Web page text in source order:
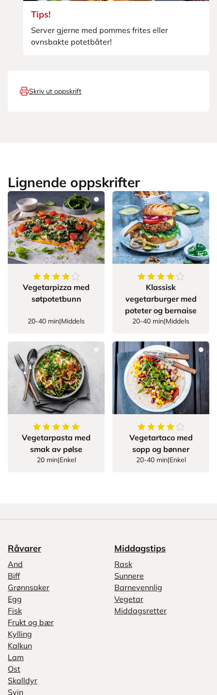
Tips!
Server gjerne med pommes frites eller
ovnsbakte potetbåter!
Skriv ut oppskrift
Lignende oppskrifter
4.3av5 stjerner
Vegetarpizza med
søtpotetbunn
20-40 min|Middels
4av5stjerner
Klassisk
vegetarburger med
poteter og bernaise
20-40 min|Middels
5av5stjerner
Vegetarpasta med
smak av pølse
20 min|Enkel
4av5stjerner
Vegetartaco med
sopp og bønner
20-40 min|Enkel
Råvarer
And
Biff
Grønnsaker
Egg
Fisk
Frukt og bær
Kylling
Kalkun
Lam
Ost
Skalldyr
Svin
Middagstips
Rask
Sunnere
Barnevennlig
Vegetar
Middagsretter